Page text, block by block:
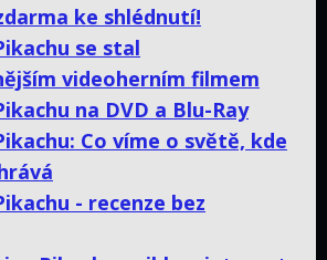
ke shlédnutí!
se stal
videoherním filmem
na DVD a Blu-Ray
Co víme o světě, kde
- recenze bez